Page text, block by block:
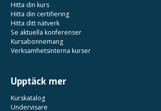
Hitta din kurs
Hitta din certifiering
Hitta ditt nätverk
Se aktuella konferenser
Kursabonnemang
Verksamhetsinterna kurser
Upptäck mer
Kurskatalog
Undervisare